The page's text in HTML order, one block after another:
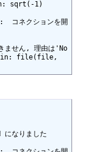
in: file(file,
なりました